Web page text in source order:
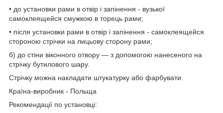
• до установки рами в отвір і запінення - вузької
самоклеящейся смужкою в торець рами;
• після установки рами в отвір і запінення - самоклеящейся
стороною стрічки на лицьову сторону рами;
б) до стіни віконного отвору — з допомогою нанесеного на
стрічку бутилового шару.
Стрічку можна накладати штукатурку або фарбувати.
Країна-виробник - Польща
Рекомендації по установці: